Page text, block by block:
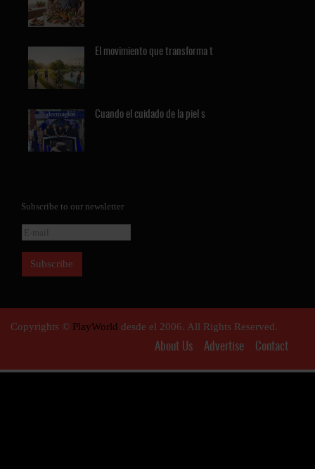
El movimiento que transforma t
Cuando el cuidado de la piel s
Subscribe to our newsletter
Copyrights © PlayWorld desde el 2006. All Rights Reserved.
About Us Advertise Contact